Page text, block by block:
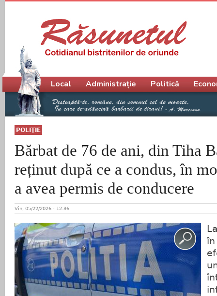
POLIŢIE
Bărbat de 76 de ani, din Tiha
reținut după ce a condus, în
a avea permis de conducere
Vin, 05/22/2026 - 12:36
în
Meniu principal
Local Administrație Politică